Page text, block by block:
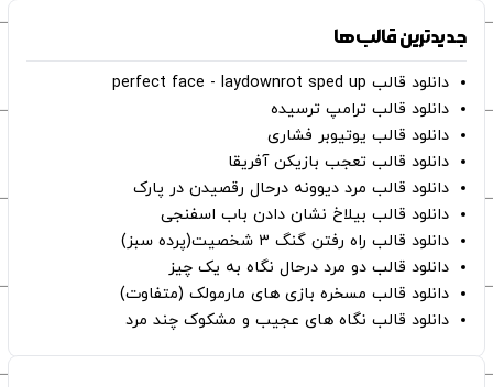
جدیدترین قالب‌ها
دانلود قالب perfect face - laydownrot sped up
دانلود قالب ترامپ ترسیده
دانلود قالب یوتیوبر فشاری
دانلود قالب تعجب بازیکن آفریقا
دانلود قالب مرد دیوونه درحال رقصیدن در پارک
دانلود قالب بیلاخ نشان دادن باب اسفنجی
دانلود قالب راه رفتن گنگ ۳ شخصیت(پرده سبز)
دانلود قالب دو مرد درحال نگاه به یک چیز
دانلود قالب مسخره بازی های مارمولک (متفاوت)
دانلود قالب نگاه های عجیب و مشکوک چند مرد